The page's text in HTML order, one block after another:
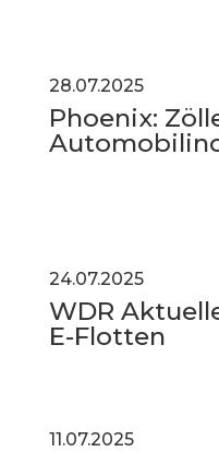
28.07.2025
Phoenix:
24.07.2025
WDR
E-Flotten
11.07.2025